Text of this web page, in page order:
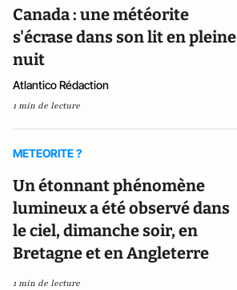
Canada : une météorite
s'écrase dans son lit en pleine
nuit
Atlantico Rédaction
1 min de lecture
METEORITE ?
Un étonnant phénomène
lumineux a été observé dans
le ciel, dimanche soir, en
Bretagne et en Angleterre
1 min de lecture